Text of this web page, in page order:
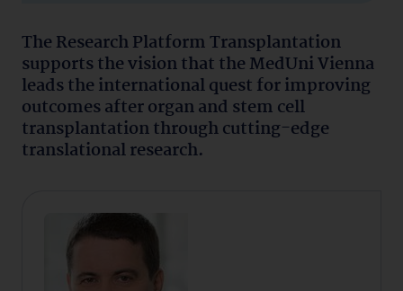
The Research Platform Transplantation
supports the vision that the MedUni Vienna
leads the international quest for improving
outcomes after organ and stem cell
transplantation through cutting-edge
translational research.